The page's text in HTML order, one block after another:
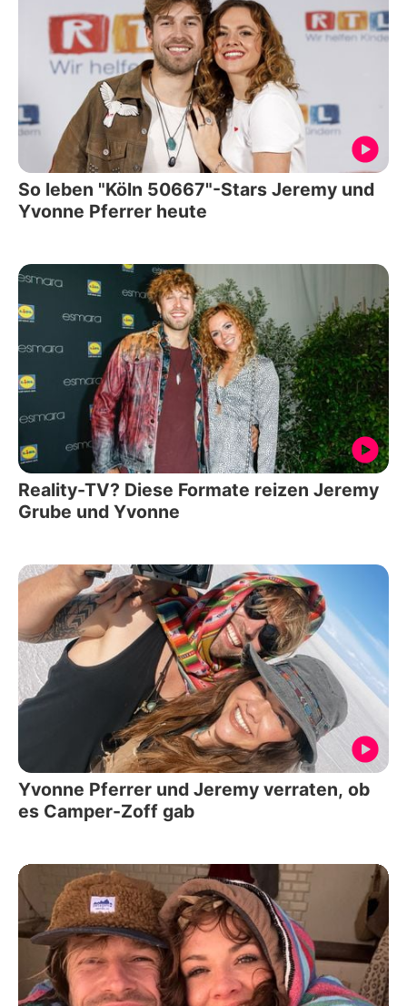
So leben "Köln 50667"-Stars Jeremy und
Yvonne Pferrer heute
Reality-TV? Diese Formate reizen Jeremy
Grube und Yvonne
Yvonne Pferrer und Jeremy verraten, ob
es Camper-Zoff gab